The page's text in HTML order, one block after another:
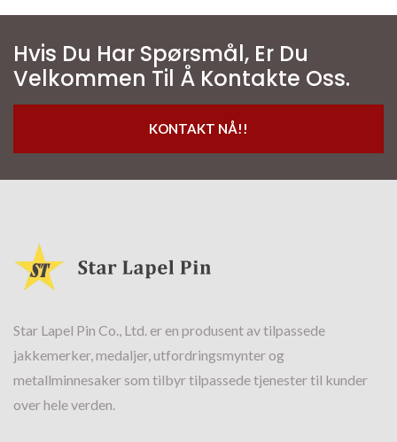
Hvis Du Har Spørsmål, Er Du
Velkommen Til Å Kontakte Oss.
KONTAKT NÅ!!
Star Lapel Pin Co., Ltd. er en produsent av tilpassede
jakkemerker, medaljer, utfordringsmynter og
metallminnesaker som tilbyr tilpassede tjenester til kunder
over hele verden.